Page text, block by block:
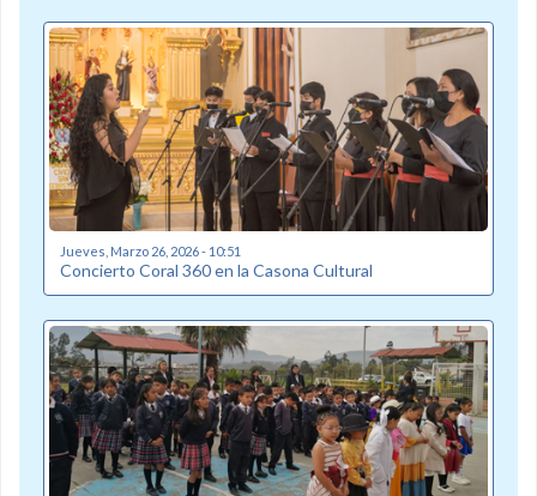
Jueves, Marzo 26, 2026 - 10:51
Concierto Coral 360 en la Casona Cultural